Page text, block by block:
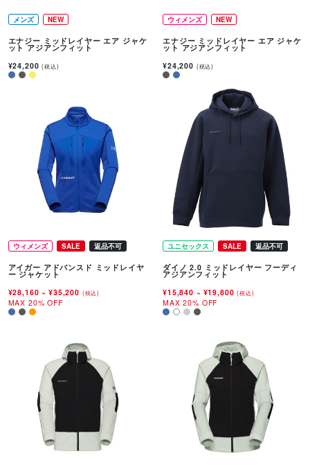
メンズ NEW
エナジー ミッドレイヤー エア ジャケ
ット アジアンフィット
¥24,200(税込)
ウィメンズ NEW
エナジー ミッドレイヤー エア ジャケ
ット アジアンフィット
¥24,200 (税込)
ウィメンズ SALE 返品不可
アイガー アドバンスド ミッドレイヤ
ー ジャケット
¥28,160~ ¥35,200 (税込)
MAX 20% OFF
ユニセックス SALE 返品不可
ダイノ 2.0 ミッドレイヤー フーディ
アジアンフィット
¥15,840 ~ ¥19,800(税込)
MAX 20% OFF